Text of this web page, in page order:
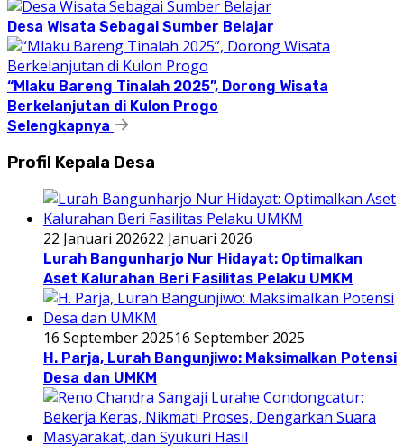
Desa Wisata Sebagai Sumber Belajar
“Mlaku Bareng Tinalah 2025”, Dorong Wisata
Berkelanjutan di Kulon Progo
Selengkapnya
Profil Kepala Desa
22 Januari 202622 Januari 2026
Lurah Bangunharjo Nur Hidayat: Optimalkan
Aset Kalurahan Beri Fasilitas Pelaku UMKM
16 September 202516 September 2025
H. Parja, Lurah Bangunjiwo: Maksimalkan Potensi
Desa dan UMKM